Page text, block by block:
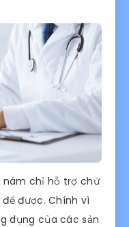
nám chỉ hỗ trợ chứ
được. Chính vì
dụng của các sản